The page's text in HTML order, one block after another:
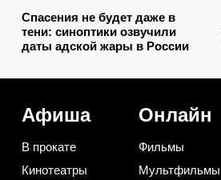
Спасения не будет даже в
тени: синоптики озвучили
даты адской жары в России
Афиша
В прокате
Кинотеатры
Онлайн
Фильмы
Мультфильмы